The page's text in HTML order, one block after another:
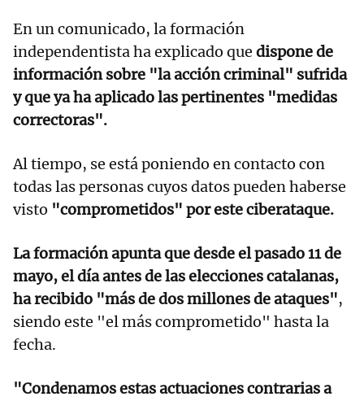
En un comunicado, la formación
independentista ha explicado que dispone de
información sobre "la acción criminal" sufrida
y que ya ha aplicado las pertinentes "medidas
correctoras".
Al tiempo, se está poniendo en contacto con
todas las personas cuyos datos pueden haberse
visto "comprometidos" por este ciberataque.
La formación apunta que desde el pasado 11 de
mayo, el día antes de las elecciones catalanas,
ha recibido "más de dos millones de ataques",
siendo este "el más comprometido" hasta la
fecha.
"Condenamos estas actuaciones contrarias a